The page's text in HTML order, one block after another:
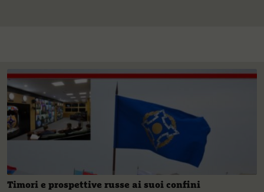
Timori e prospettive russe ai suoi confini